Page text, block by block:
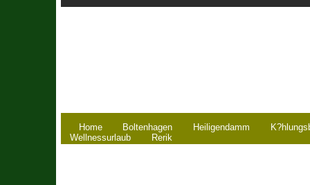
Home Boltenhagen Heiligendamm
Wellnessurlaub
Rerik